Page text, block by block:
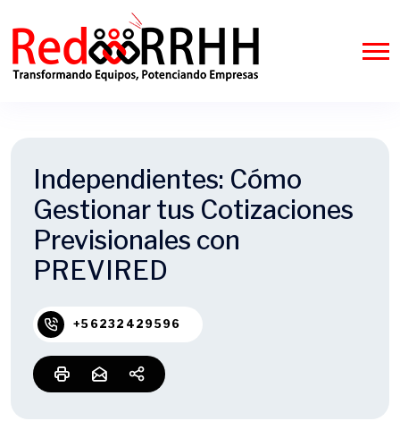
Independientes: Cómo
Gestionar tus Cotizaciones
Previsionales con
PREVIRED
+56232429596